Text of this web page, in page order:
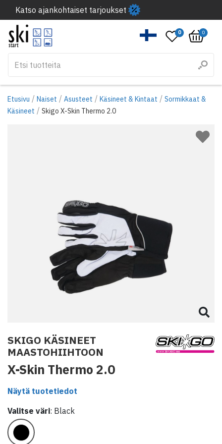
Katso ajankohtaiset tarjoukset
0 0
Etusivu / Naiset / Asusteet / Käsineet & Kintaat / Sormikkaat &
Käsineet / Skigo X-Skin Thermo 2.0
SKIGO KÄSINEET
MAASTOHIIHTOON
X-Skin Thermo 2.0
Näytä tuotetiedot
Valitse väri: Black